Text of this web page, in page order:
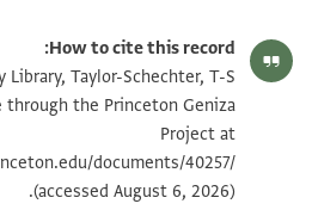
Goitein's unpublished edition (1950–85).
למא כאן קד חצרנא נחן כדם
הודה
פי כניסה אלעראקיין ללמילה
אלאנצראף תקדם אלינא רבנ
קאל קד
T-S 13J18.6 1r
بيان أذونات الصورة
How to cite this record:
Library, Taylor-Schechter, T-S
through the Princeton Geniza
Project at
documents/40257/
(accessed August 6, 2026).